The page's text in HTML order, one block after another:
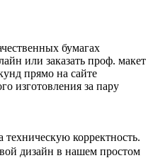
бумагах
или заказать проф. макет
прямо на сайте
изготовления за пару
корректность.
дизайн в нашем простом